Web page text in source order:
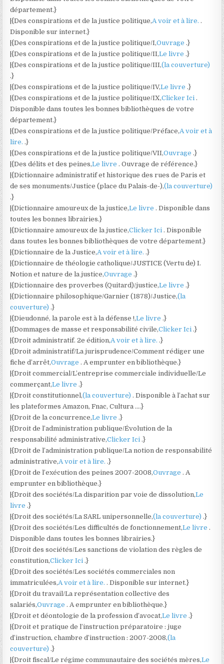
département.}
|{Des conspirations et de la justice politique,A voir et à lire..
Disponible sur internet.}
|{Des conspirations et de la justice politique/I,Ouvrage.}
|{Des conspirations et de la justice politique/II,Le livre.}
|{Des conspirations et de la justice politique/III,(la couverture)
.}
|{Des conspirations et de la justice politique/IV,Le livre.}
|{Des conspirations et de la justice politique/IX,Clicker Ici.
Disponible dans toutes les bonnes bibliothèques de votre
département.}
|{Des conspirations et de la justice politique/Préface,A voir et à
lire..}
|{Des conspirations et de la justice politique/VII,Ouvrage.}
|{Des délits et des peines,Le livre. Ouvrage de référence.}
|{Dictionnaire administratif et historique des rues de Paris et
de ses monuments/Justice (place du Palais-de-),(la couverture)
.}
|{Dictionnaire amoureux de la justice,Le livre. Disponible dans
toutes les bonnes librairies.}
|{Dictionnaire amoureux de la justice,Clicker Ici. Disponible
dans toutes les bonnes bibliothèques de votre département.}
|{Dictionnaire de la Justice,A voir et à lire..}
|{Dictionnaire de théologie catholique/JUSTICE (Vertu de) I.
Notion et nature de la justice,Ouvrage.}
|{Dictionnaire des proverbes (Quitard)/justice,Le livre.}
|{Dictionnaire philosophique/Garnier (1878)/Justice,(la
couverture).}
|{Dieudonné, la parole est à la défense !,Le livre.}
|{Dommages de masse et responsabilité civile,Clicker Ici.}
|{Droit administratif. 2e édition,A voir et à lire..}
|{Droit administratif/La jurisprudence/Comment rédiger une
fiche d’arrêt,Ouvrage. A emprunter en bibliothèque.}
|{Droit commercial/L’entreprise commerciale individuelle/Le
commerçant,Le livre.}
|{Droit constitutionnel,(la couverture). Disponible à l’achat sur
les plateformes Amazon, Fnac, Cultura ….}
|{Droit de la concurrence,Le livre.}
|{Droit de l’administration publique/Évolution de la
responsabilité administrative,Clicker Ici.}
|{Droit de l’administration publique/La notion de responsabilité
administrative,A voir et à lire..}
|{Droit de l’exécution des peines 2007-2008,Ouvrage. A
emprunter en bibliothèque.}
|{Droit des sociétés/La disparition par voie de dissolution,Le
livre.}
|{Droit des sociétés/La SARL unipersonnelle,(la couverture).}
|{Droit des sociétés/Les difficultés de fonctionnement,Le livre.
Disponible dans toutes les bonnes librairies.}
|{Droit des sociétés/Les sanctions de violation des règles de
constitution,Clicker Ici.}
|{Droit des sociétés/Les sociétés commerciales non
immatriculées,A voir et à lire.. Disponible sur internet.}
|{Droit du travail/La représentation collective des
salariés,Ouvrage. A emprunter en bibliothèque.}
|{Droit et déontologie de la profession d’avocat,Le livre.}
|{Droit et pratique de l’instruction préparatoire : juge
d’instruction, chambre d’instruction : 2007-2008,(la
couverture).}
|{Droit fiscal/Le régime communautaire des sociétés mères,Le